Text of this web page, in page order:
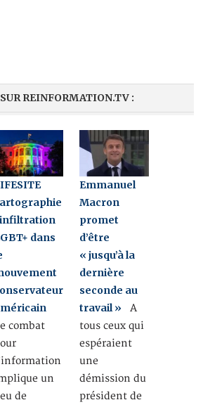
REINFORMATION.TV :
dans
combat
un
de
Emmanuel
Macron
promet
d’être
« jusqu’à la
dernière
seconde au
travail » A
tous ceux qui
espéraient
une
démission du
président de